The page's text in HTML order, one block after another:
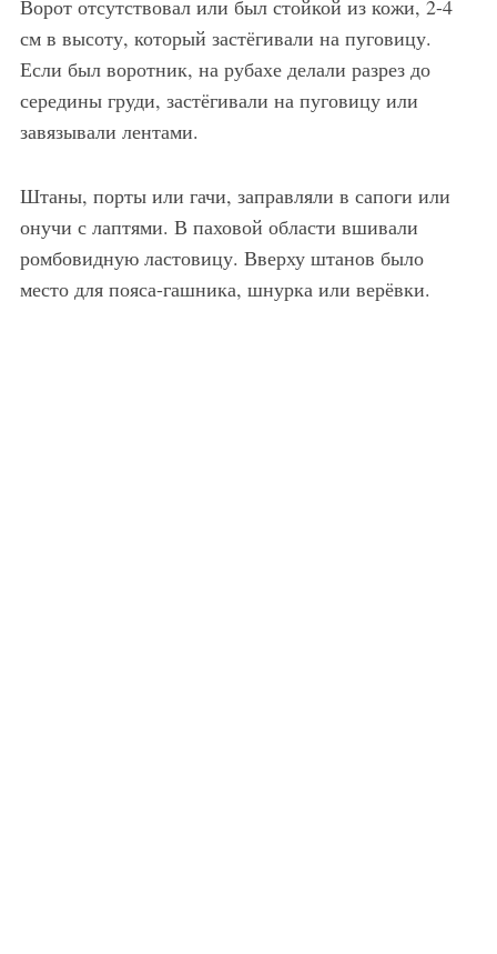
Ворот отсутствовал или был стойкой из кожи, 2-4
см в высоту, который застёгивали на пуговицу.
Если был воротник, на рубахе делали разрез до
середины груди, застёгивали на пуговицу или
завязывали лентами.
Штаны, порты или гачи, заправляли в сапоги или
онучи с лаптями. В паховой области вшивали
ромбовидную ластовицу. Вверху штанов было
место для пояса-гашника, шнурка или верёвки.